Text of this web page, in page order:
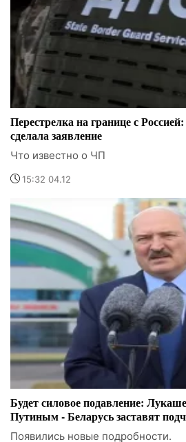
Перестрелка на границе с
сделала заявление
Что известно о ЧП
15:32 04.12
Будет силовое подавление:
Путиным - Беларусь заставят
Появились новые подробности.